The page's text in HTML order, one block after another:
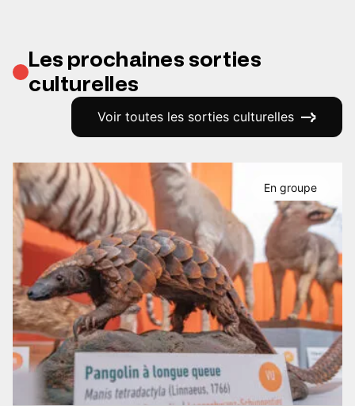
Les prochaines sorties
culturelles
Voir toutes les sorties culturelles
En groupe